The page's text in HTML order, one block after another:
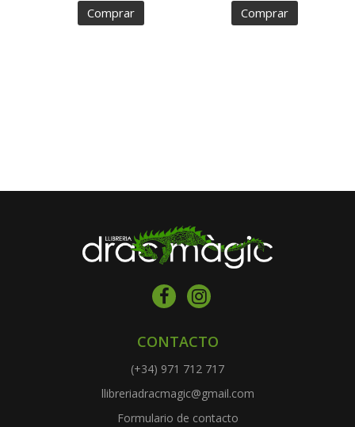
Comprar Comprar
CONTACTO
(+34) 971 712 717
llibreriadracmagic@gmail.com
Formulario de contacto